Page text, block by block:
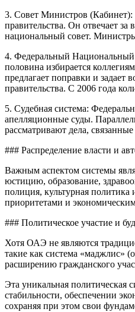
3. Совет Министров (Кабинет):
правительства. Он отвечает
национальный совет.
4. Федеральный Национальный
половина избирается
предлагает поправки и
правительства. С 2006 года
5. Судебная система:
апелляционные суды.
рассматривают дела,
### Распределение власти и
Важным аспектом системы
юстицию, образование,
полиция, культурная политика
приоритетами и
### Политическое участие и
Хотя ОАЭ не являются
такие как система «маджлис»
расширению гражданского
Эта уникальная политическая
стабильности, обеспечении
сохраняя при этом свои